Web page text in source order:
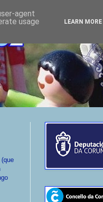
(que
agent
usage
LEARN MORE